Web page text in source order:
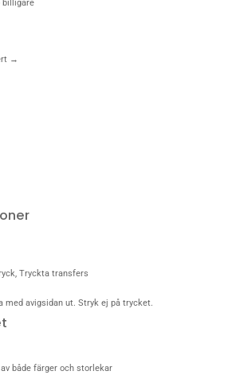
billigare
→
Tryckta transfers
med avigsidan ut. Stryk ej på trycket.
både färger och storlekar